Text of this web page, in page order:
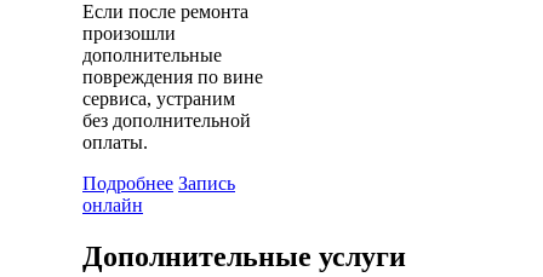
Если после ремонта
произошли
дополнительные
повреждения по вине
сервиса, устраним
без дополнительной
оплаты.
Подробнее Запись
онлайн
Дополнительные услуги